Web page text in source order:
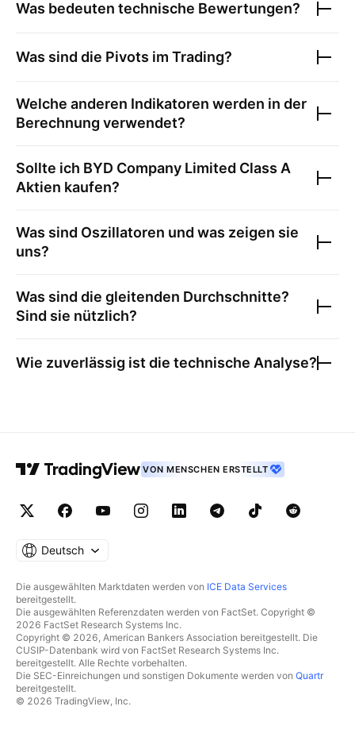
Was bedeuten technische Bewertungen?
Was sind die Pivots im Trading?
Welche anderen Indikatoren werden in der
Berechnung verwendet?
Sollte ich BYD Company Limited Class A
Aktien kaufen?
Was sind Oszillatoren und was zeigen sie
uns?
Was sind die gleitenden Durchschnitte?
Sind sie nützlich?
Wie zuverlässig ist die technische Analyse?
VON MENSCHEN ERSTELLT
Deutsch
Die ausgewählten Marktdaten werden von ICE Data Services
bereitgestellt.
Die ausgewählten Referenzdaten werden von FactSet. Copyright ©
2026 FactSet Research Systems Inc.
Copyright © 2026, American Bankers Association bereitgestellt. Die
CUSIP-Datenbank wird von FactSet Research Systems Inc.
bereitgestellt. Alle Rechte vorbehalten.
Die SEC-Einreichungen und sonstigen Dokumente werden von Quartr
bereitgestellt.
© 2026 TradingView, Inc.